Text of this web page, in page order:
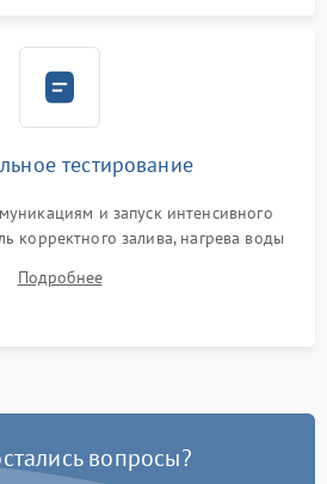
тестирование
и запуск интенсивного
корректного залива, нагрева воды
отсутствия посторонних шумов,
абсолютной сухости в поддоне.
Подробнее
вопросы?